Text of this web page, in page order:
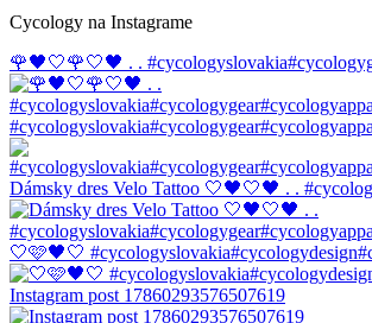
Cycology na Instagrame
🌹🖤🤍🌹🤍🖤 . .
Dámsky dres Velo Tattoo 🤍🖤🤍🖤 . .
🤍🩷🖤🤍
Instagram post 17860293576507619